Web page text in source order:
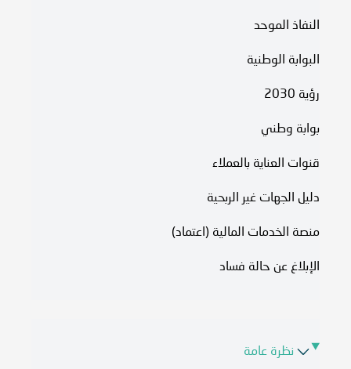
النفاذ الموحد
البوابة الوطنية
رؤية 2030
بوابة وطني
قنوات العناية بالعملاء
دليل الجهات غير الربحية
منصة الخدمات المالية (اعتماد)
الإبلاغ عن حالة فساد
نظرة عامة